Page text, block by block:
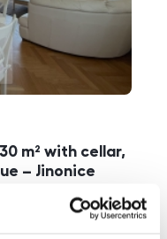
m² with cellar,
– Jinonice